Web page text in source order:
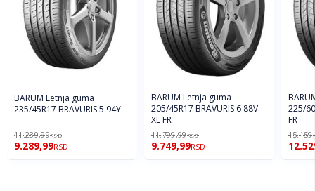
BARUM Letnja guma
235/45R17 BRAVURIS 5 94Y
11.239,99RSD
9.289,99RSD
BARUM Letnja guma
205/45R17 BRAVURIS 6 88V
XL FR
11.799,99RSD
9.749,99RSD
225/
FR